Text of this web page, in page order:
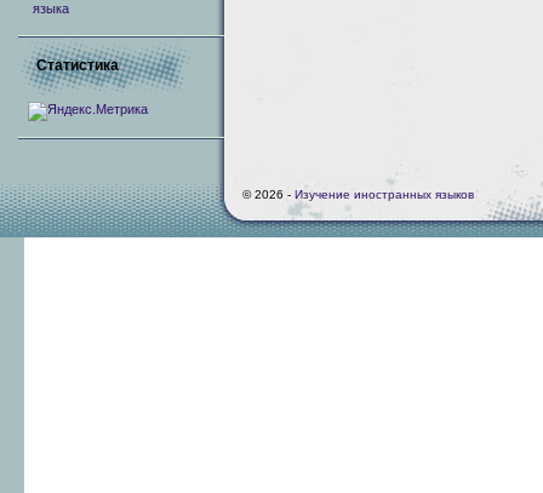
языка
Статистика
© 2026 - Изучение иностранных языков